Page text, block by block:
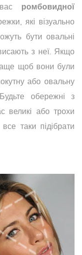
ромбовидної
які візуально
бути овальні
з неї. Якщо
щоб вони були
або овальну
обережні з
великі або трохи
таки підібрати